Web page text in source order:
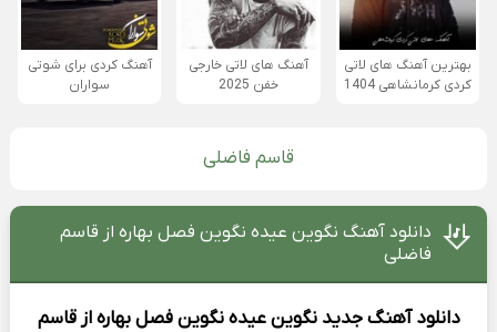
بهترین آهنگ های لاتی
کردی کرمانشاهی 1404
آهنگ های لاتی خارجی
خفن 2025
آهنگ کردی برای شوتی
سواران
قاسم فاضلی
دانلود آهنگ نگوین عیده نگوین فصل بهاره از قاسم
فاضلی
دانلود آهنگ جدید نگوین عیده نگوین فصل بهاره ازقاسم